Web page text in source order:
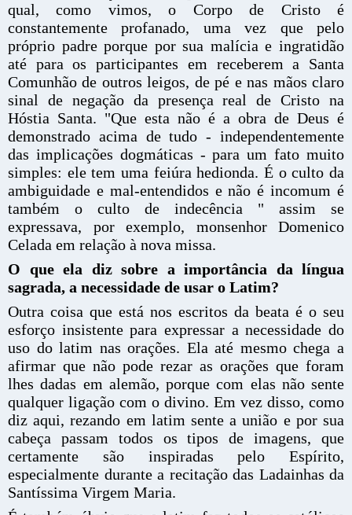
qual, como vimos, o Corpo de Cristo é
constantemente profanado, uma vez que pelo
próprio padre porque por sua malícia e ingratidão
até para os participantes em receberem a Santa
Comunhão de outros leigos, de pé e nas mãos claro
sinal de negação da presença real de Cristo na
Hóstia Santa. "Que esta não é a obra de Deus é
demonstrado acima de tudo - independentemente
das implicações dogmáticas - para um fato muito
simples: ele tem uma feiúra hedionda. É o culto da
ambiguidade e mal-entendidos e não é incomum é
também o culto de indecência " assim se
expressava, por exemplo, monsenhor Domenico
Celada em relação à nova missa.
O que ela diz sobre a importância da língua
sagrada, a necessidade de usar o Latim?
Outra coisa que está nos escritos da beata é o seu
esforço insistente para expressar a necessidade do
uso do latim nas orações. Ela até mesmo chega a
afirmar que não pode rezar as orações que foram
lhes dadas em alemão, porque com elas não sente
qualquer ligação com o divino. Em vez disso, como
diz aqui, rezando em latim sente a união e por sua
cabeça passam todos os tipos de imagens, que
certamente são inspiradas pelo Espírito,
especialmente durante a recitação das Ladainhas da
Santíssima Virgem Maria.